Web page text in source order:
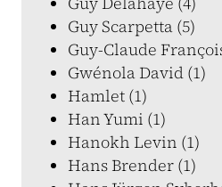
Guy Scarpetta (5)
Guy-Claude
Gwénola David (1)
Hamlet (1)
Han Yumi (1)
Hanokh Levin (1)
Hans Brender (1)